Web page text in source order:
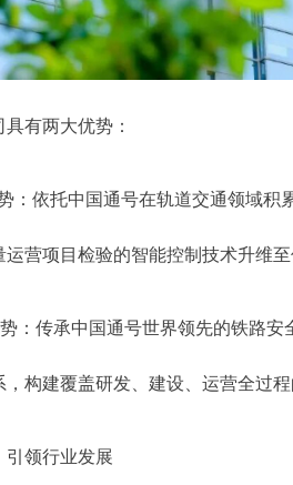
有两大优势：
：依托中国通号在轨道交通领域
营项目检验的智能控制技术升维至
：传承中国通号世界领先的铁路
构建覆盖研发、建设、运营全过程
引领行业发展